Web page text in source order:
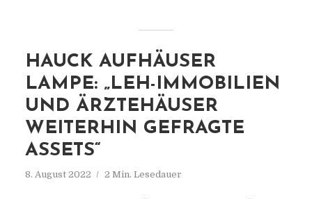
HAUCK AUFHÄUSER
LAMPE: „LEH-IMMOBILIEN
UND ÄRZTEHÄUSER
WEITERHIN GEFRAGTE
ASSETS“
8. August 2022 2 Min. Lesedauer